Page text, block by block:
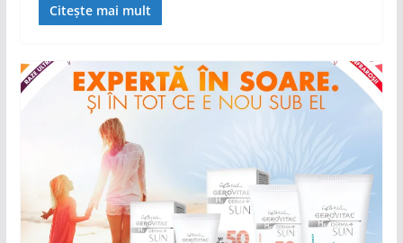
Citește mai mult